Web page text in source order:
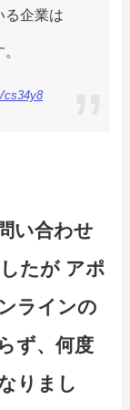
る企業は
い合わせ
たが アポ
ラインの
ず、何度
りまし